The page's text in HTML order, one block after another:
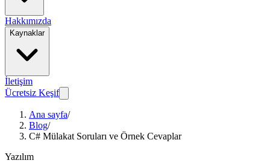
Hakkımızda
Kaynaklar
İletişim
Ücretsiz Keşif
Ana sayfa/
Blog/
C# Mülakat Soruları ve Örnek Cevaplar
Yazılım